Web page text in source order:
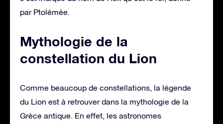
par Ptolémée.
Mythologie de la
constellation du Lion
Comme beaucoup de constellations, la légende
du Lion est à retrouver dans la mythologie de la
Grèce antique. En effet, les astronomes